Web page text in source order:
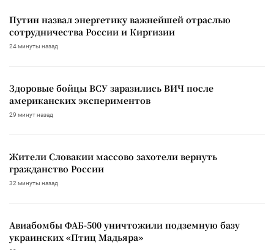
Путин назвал энергетику важнейшей отраслью
сотрудничества России и Киргизии
24 минуты назад
Здоровые бойцы ВСУ заразились ВИЧ после
американских экспериментов
29 минут назад
Жители Словакии массово захотели вернуть
гражданство России
32 минуты назад
Авиабомбы ФАБ-500 уничтожили подземную базу
украинских «Птиц Мадьяра»